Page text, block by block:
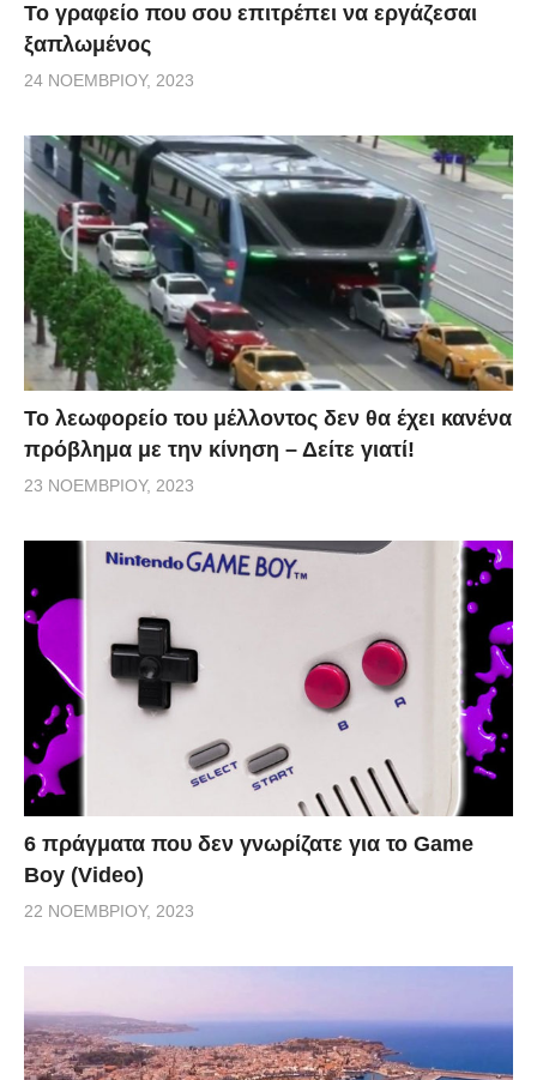
Το γραφείο που σου επιτρέπει να εργάζεσαι
ξαπλωμένος
24 ΝΟΕΜΒΡΊΟΥ, 2023
Το λεωφορείο του μέλλοντος δεν θα έχει κανένα
πρόβλημα με την κίνηση – Δείτε γιατί!
23 ΝΟΕΜΒΡΊΟΥ, 2023
6 πράγματα που δεν γνωρίζατε για το Game
Boy (Video)
22 ΝΟΕΜΒΡΊΟΥ, 2023